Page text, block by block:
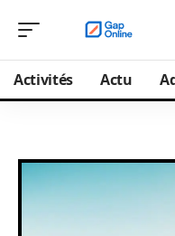
Activités Actu